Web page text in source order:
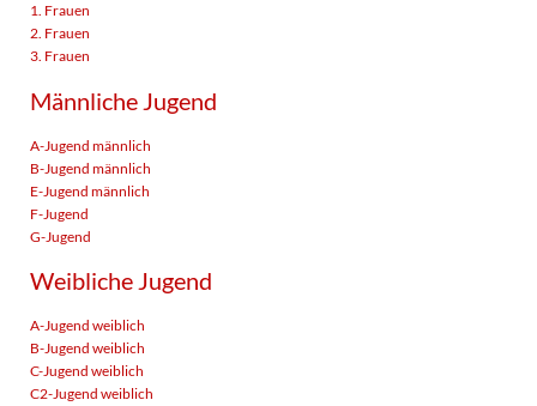
1. Frauen
2. Frauen
3. Frauen
Männliche Jugend
A-Jugend männlich
B-Jugend männlich
E-Jugend männlich
F-Jugend
G-Jugend
Weibliche Jugend
A-Jugend weiblich
B-Jugend weiblich
C-Jugend weiblich
C2-Jugend weiblich